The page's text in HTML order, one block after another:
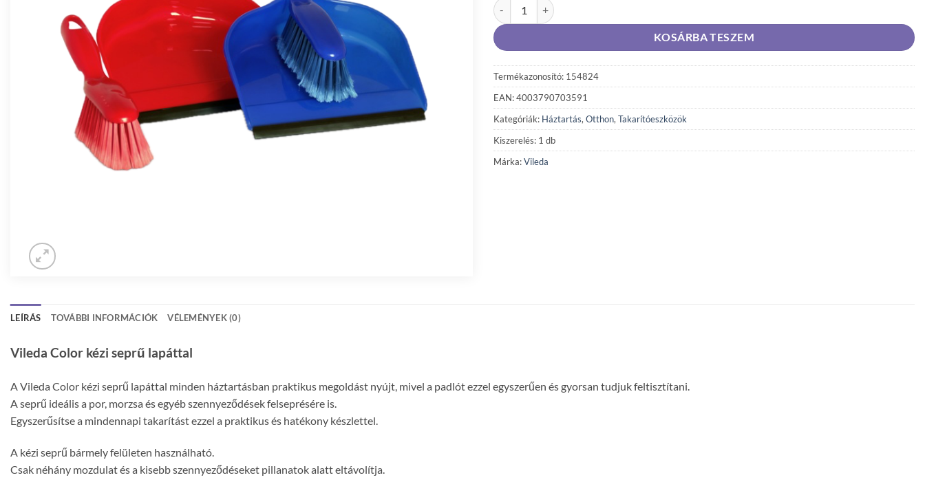
Vileda Color kézi seprű lapáttal mennyiség
KOSÁRBA TESZEM
Termékazonosító: 154824
EAN: 4003790703591
Kategóriák: Háztartás, Otthon, Takarítóeszközök
Kiszerelés: 1 db
Márka:Vileda
LEÍRÁS TOVÁBBI INFORMÁCIÓK VÉLEMÉNYEK (0)
Vileda Color kézi seprű lapáttal
A Vileda Color kézi seprű lapáttal minden háztartásban praktikus megoldást nyújt, mivel a padlót ezzel egyszerűen és gyorsan tudjuk feltisztítani.
A seprű ideális a por, morzsa és egyéb szennyeződések felseprésére is.
Egyszerűsítse a mindennapi takarítást ezzel a praktikus és hatékony készlettel.
A kézi seprű bármely felületen használható.
Csak néhány mozdulat és a kisebb szennyeződéseket pillanatok alatt eltávolítja.